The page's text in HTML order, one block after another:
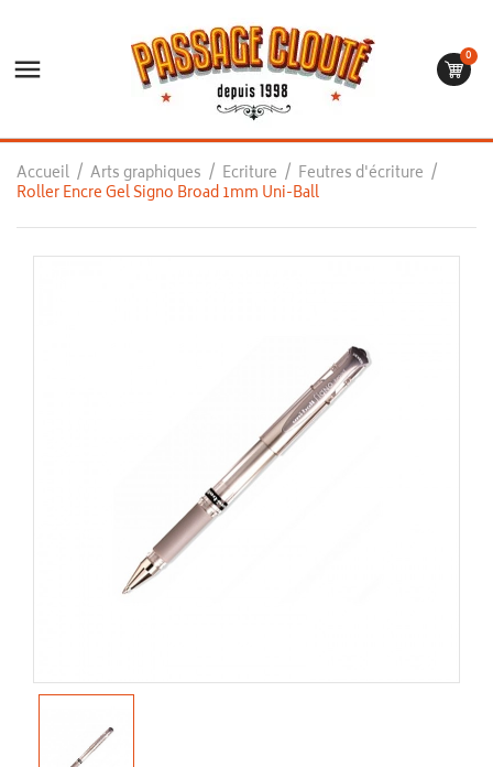
 0
Accueil Arts graphiques Ecriture Feutres d'écriture
Roller Encre Gel Signo Broad 1mm Uni-Ball